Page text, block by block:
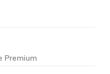
Premium